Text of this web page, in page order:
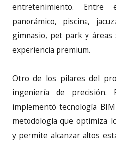
entretenimiento. Entre
panorámico, piscina,
gimnasio, pet park y áreas
experiencia premium.
Otro de los pilares del
ingeniería de precisión.
implementó tecnología
metodología que optimiza
y permite alcanzar altos